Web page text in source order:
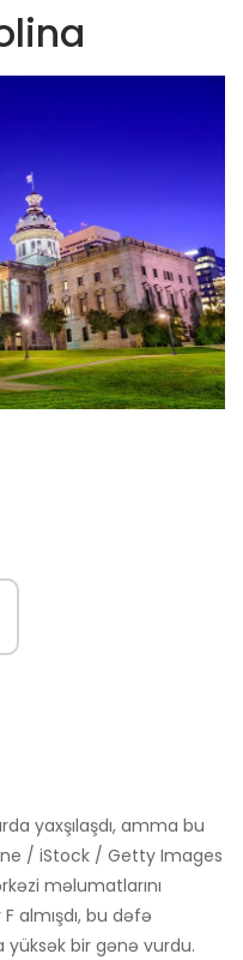
yaxşılaşdı, amma bu
/ iStock / Getty Images
məlumatlarını
almışdı, bu dəfə
bir gənə vurdu.